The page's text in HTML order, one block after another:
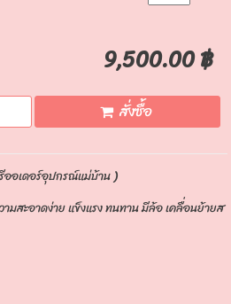
9,500.00 ฿
สั่งซื้อ
ออเดอร์อุปกรณ์แม่บ้าน )
มสะอาดง่าย แข็งแรง ทนทาน มีล้อ เคลื่อนย้ายส